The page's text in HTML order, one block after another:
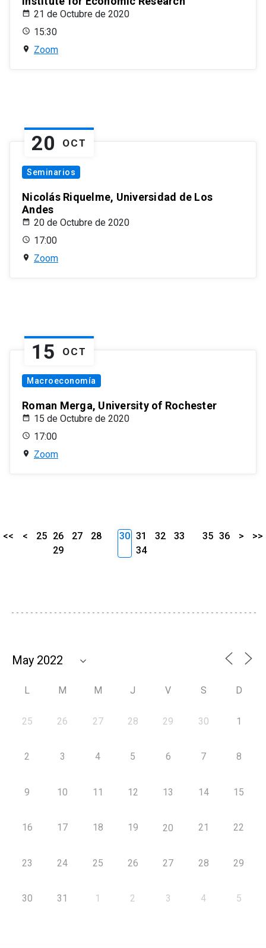
21 de Octubre de 2020
15:30
Zoom
20 OCT
Seminarios
Nicolás Riquelme, Universidad de Los
Andes
20 de Octubre de 2020
17:00
Zoom
15 OCT
Macroeconomía
Roman Merga, University of Rochester
15 de Octubre de 2020
17:00
Zoom
<< < 25 26 27
28
29
30 31 32
33
34
35 36 > >>
L M M J V S D
25 26 27 28 29 30 1
2 3 4 5 6 7 8
9 10 11 12 13 14 15
16 17 18 19 20 21 22
23 24 25 26 27 28 29
30 31 1 2 3 4 5